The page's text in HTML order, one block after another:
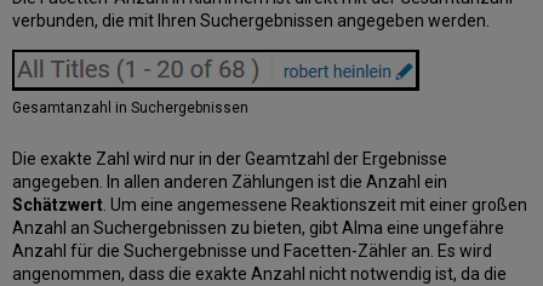
verbunden, die mit Ihren Suchergebnissen angegeben werden.
Gesamtanzahl in Suchergebnissen
Die exakte Zahl wird nur in der Geamtzahl der Ergebnisse
angegeben. In allen anderen Zählungen ist die Anzahl ein
Schätzwert. Um eine angemessene Reaktionszeit mit einer großen
Anzahl an Suchergebnissen zu bieten, gibt Alma eine ungefähre
Anzahl für die Suchergebnisse und Facetten-Zähler an. Es wird
angenommen, dass die exakte Anzahl nicht notwendig ist, da die